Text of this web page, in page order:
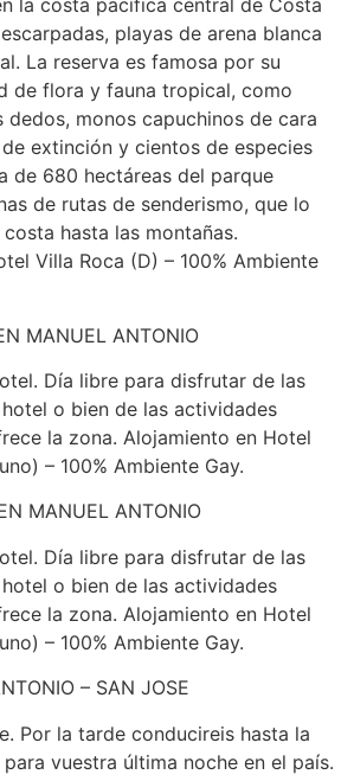
la costa pacífica central de Costa
playas de arena blanca
La reserva es famosa por su
de flora y fauna tropical, como
dedos, monos capuchinos de cara
extinción y cientos de especies
de 680 hectáreas del parque
de rutas de senderismo, que lo
hasta las montañas.
Villa Roca (D) – 100% Ambiente
MANUEL ANTONIO
Día libre para disfrutar de las
o bien de las actividades
la zona. Alojamiento en Hotel
– 100% Ambiente Gay.
MANUEL ANTONIO
Día libre para disfrutar de las
o bien de las actividades
la zona. Alojamiento en Hotel
– 100% Ambiente Gay.
– SAN JOSE
Por la tarde conducireis hasta la
vuestra última noche en el país.